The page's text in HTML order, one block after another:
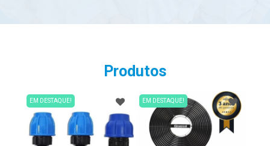
Produtos
EM DESTAQUE! EM DESTAQUE!